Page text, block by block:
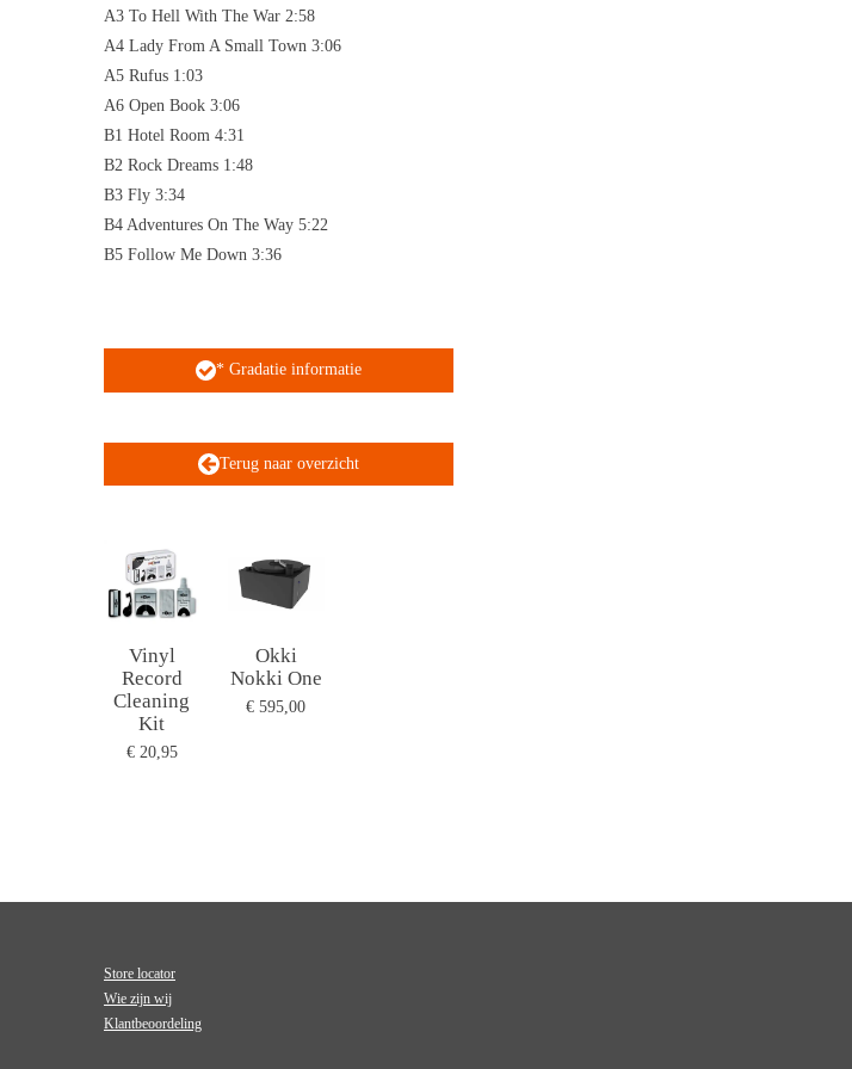
A3 To Hell With The War 2:58
A4 Lady From A Small Town 3:06
A5 Rufus 1:03
A6 Open Book 3:06
B1 Hotel Room 4:31
B2 Rock Dreams 1:48
B3 Fly 3:34
B4 Adventures On The Way 5:22
B5 Follow Me Down 3:36
* Gradatie informatie
Terug naar overzicht
Vinyl
Record
Cleaning
Kit
€ 20,95
Okki
Nokki One
€ 595,00
Store locator
Wie zijn wij
Klantbeoordeling